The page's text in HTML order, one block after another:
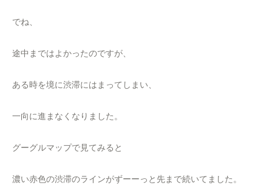
でね、
途中まではよかったのですが、
ある時を境に渋滞にはまってしまい、
一向に進まなくなりました。
グーグルマップで見てみると
濃い赤色の渋滞のラインがずーーっと先まで続いてました。